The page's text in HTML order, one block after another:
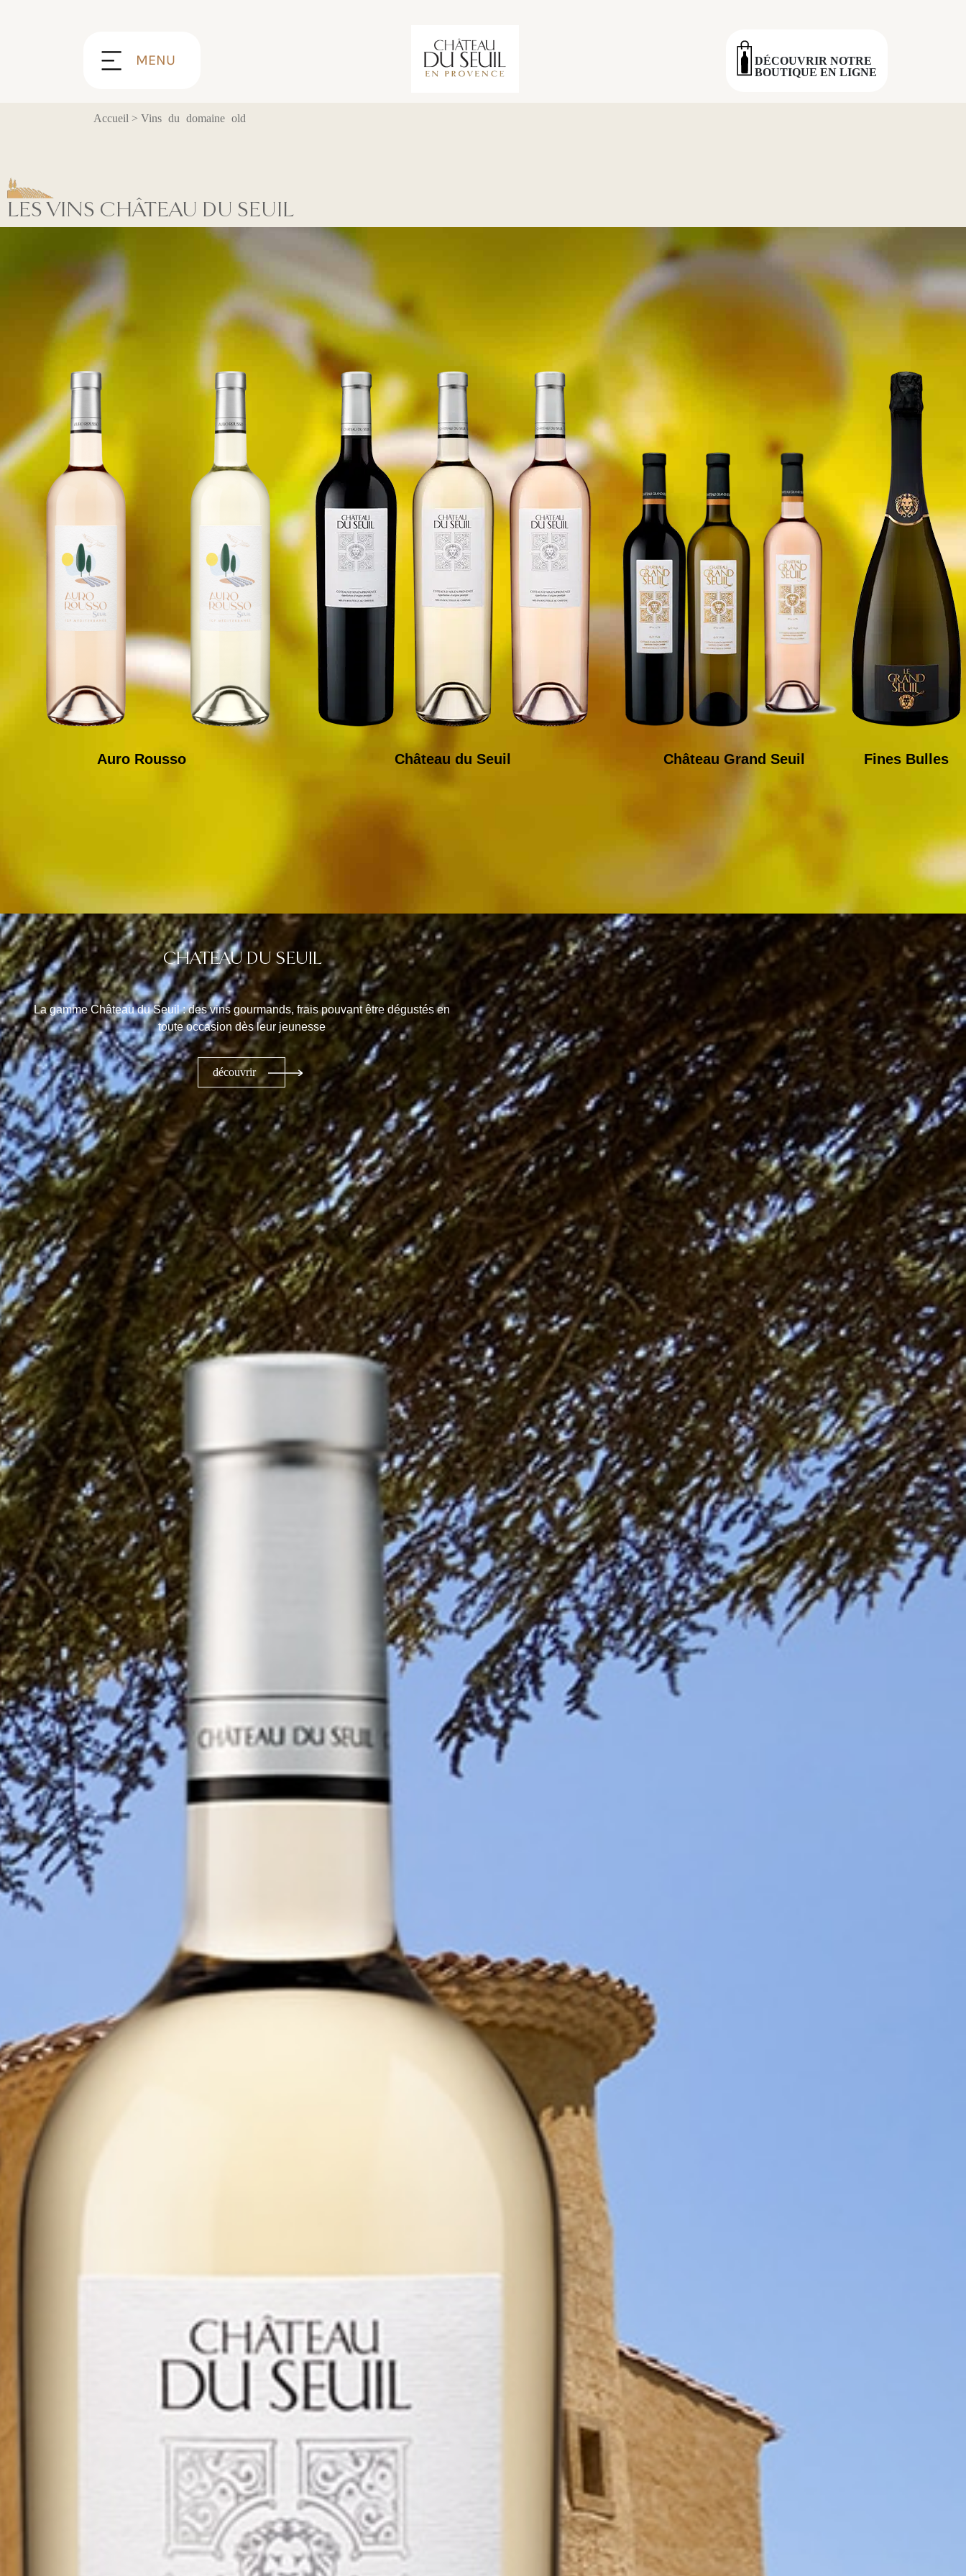
MENU
DÉCOUVRIR NOTRE
BOUTIQUE EN LIGNE
Accueil > Vins du domaine old
LES VINS CHÂTEAU DU SEUIL
Auro Rousso Château du Seuil Château Grand Seuil Fines Bulles
CHATEAU DU SEUIL
La gamme Château du Seuil : des vins gourmands, frais pouvant être dégustés en
toute occasion dès leur jeunesse
découvrir